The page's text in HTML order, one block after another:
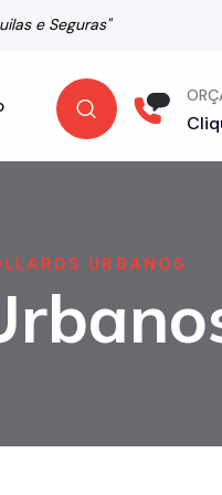
e Seguras"
URBANOS